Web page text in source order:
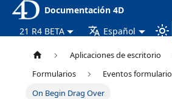
Documentación 4D
21 R4 BETA
Español
Aplicaciones de escritorio
Formularios
Eventos formulario
On Begin Drag Over